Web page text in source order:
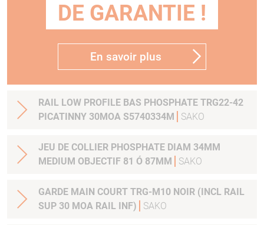
DE GARANTIE !
En savoir plus
RAIL LOW PROFILE BAS PHOSPHATE TRG22-42
PICATINNY 30MOA S5740334M
SAKO
JEU DE COLLIER PHOSPHATE DIAM 34MM
MEDIUM OBJECTIF 81 Ó 87MM
SAKO
GARDE MAIN COURT TRG-M10 NOIR (INCL RAIL
SUP 30 MOA RAIL INF)
SAKO